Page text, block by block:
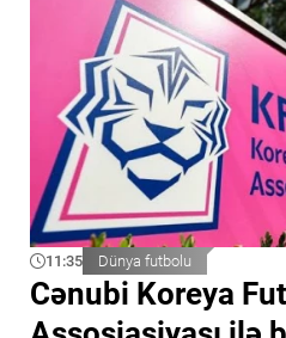
11:35 Dünya futbolu
Cənubi Koreya